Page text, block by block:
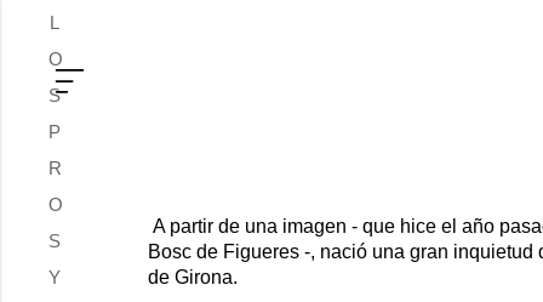
L
O
S
P
R
O
S
Y
A partir de una imagen - que hice el año
Bosc de Figueres -, nació una gran
de Girona.